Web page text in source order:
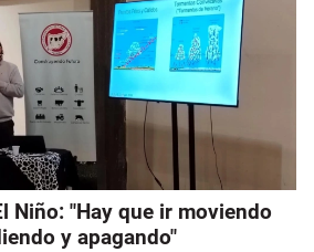
Niño: "Hay que ir moviendo
y apagando"